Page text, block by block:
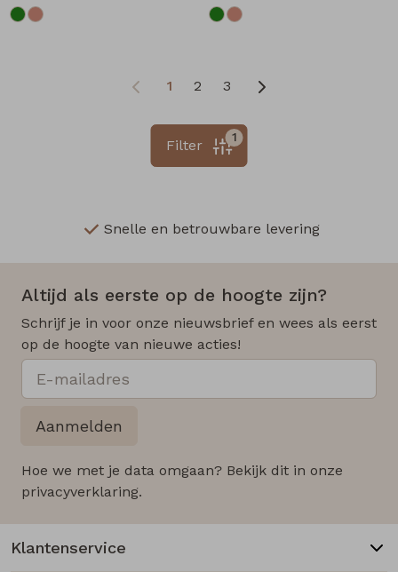
1 2 3
1
Filter
Snelle en betrouwbare levering
Altijd als eerste op de hoogte zijn?
Schrijf je in voor onze nieuwsbrief en wees als eerst
op de hoogte van nieuwe acties!
Aanmelden
Hoe we met je data omgaan? Bekijk dit in onze
privacyverklaring.
Klantenservice